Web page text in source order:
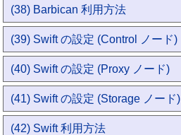
(38) Barbican 利用方法
(39) Swift の設定 (Control ノード)
(40) Swift の設定 (Proxy ノード)
(41) Swift の設定 (Storage ノード)
(42) Swift 利用方法